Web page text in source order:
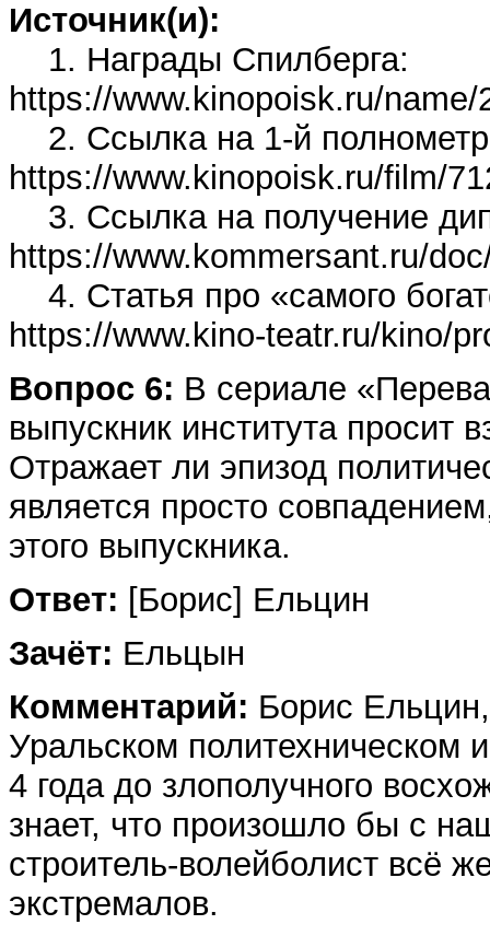
Источник(и):
1. Награды Спилберга:
https://www.kinopoisk.ru/
2. Ссылка на 1-й
https://www.kinopoisk.ru/film/
3. Ссылка на получение
https://www.kommersant.ru/
4. Статья про «самого
https://www.kino-teatr.ru/kino/
Вопрос 6: В сериале
выпускник института просит
Отражает ли эпизод
является просто
этого выпускника.
Ответ: [Борис] Ельцин
Зачёт: Ельцын
Комментарий: Борис
Уральском политехническом
4 года до злополучного
знает, что произошло бы с
строитель-волейболист всё
экстремалов.